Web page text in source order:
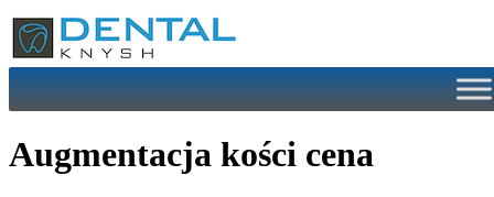
Przejdź
do
treści
Augmentacja kości cena